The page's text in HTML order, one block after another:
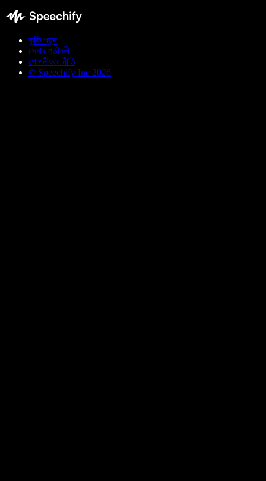
কুকি পছন্দ
সেবার শর্তাবলী
গোপনীয়তা নীতি
© Speechify Inc 2026